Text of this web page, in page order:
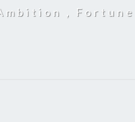
Ambition，